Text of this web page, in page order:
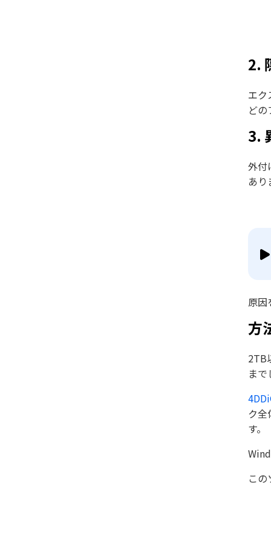
2.
エク
ど
3.
外付
あ
原因
方
2TB
ま
ク
す。
こ